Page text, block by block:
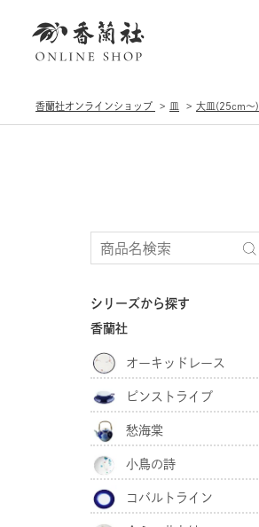
香蘭社オンラインショップ 皿 大皿(25cm〜)
シリーズから探す
香蘭社
オーキッドレース
ピンストライプ
愁海棠
小鳥の詩
コバルトライン